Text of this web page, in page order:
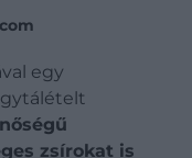
egy
zsírokat is